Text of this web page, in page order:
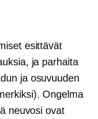
esittävät
ja parhaita
ja osuvuuden
Ongelma
neuvosi ovat